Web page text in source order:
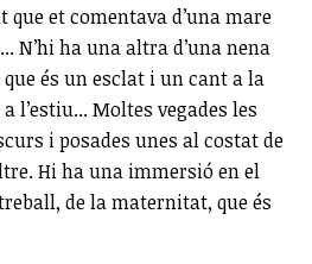
et comentava d’una mare
N’hi ha una altra d’una nena
és un esclat i un cant a la
l’estiu... Moltes vegades les
i posades unes al costat de
Hi ha una immersió en el
de la maternitat, que és